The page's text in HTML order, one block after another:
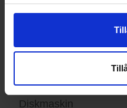
Diskmaskin